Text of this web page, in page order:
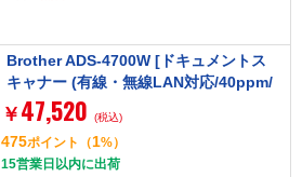
Brother ADS-4700W [ドキュメントス
キャナー (有線・無線LAN対応/40ppm/
タッチパネル/ADF80枚)]
￥ 47,520 (税込)
475ポイント （1%）
15営業日以内に出荷